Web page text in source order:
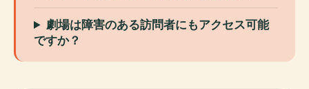
劇場は障害のある訪問者にもアクセス可能
ですか？